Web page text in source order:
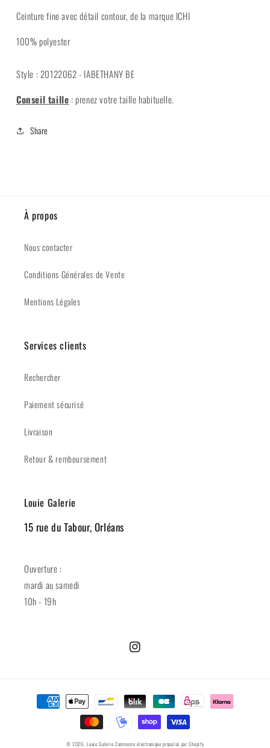
Ceinture fine avec détail contour, de la marque ICHI
100% polyester
Style : 20122062 - IABETHANY BE
Conseil taille : prenez votre taille habituelle.
Share
À propos
Nous contacter
Conditions Générales de Vente
Mentions Légales
Services clients
Rechercher
Paiement sécurisé
Livraison
Retour & remboursement
Louie Galerie
15 rue du Tabour, Orléans
Ouverture :
mardi au samedi
10h - 19h
Instagram
Moyens
© 2026,Louie Galerie Commerce électronique propulsé par Shopify